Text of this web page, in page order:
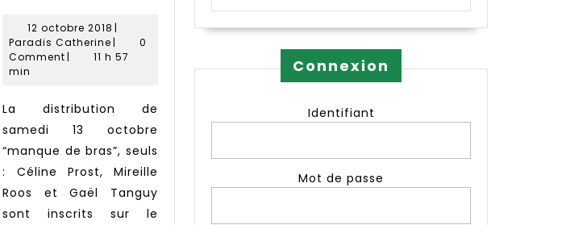
samedi
13.
12 octobre 2018 12
octobre
2018
|
Paradis CatherineParadis
Catherine
|
0
Comment |
11 h 57
min
La distribution de
samedi 13 octobre
“manque de bras”, seuls
: Céline Prost, Mireille
Roos et Gaël Tanguy
sont inscrits sur le
Connexion
Identifiant
Mot de passe